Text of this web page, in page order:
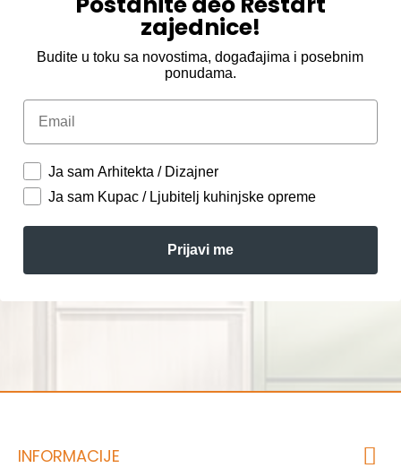
zajednice!
Budite u toku sa novostima, događajima i posebnim
ponudama.
Email
Ja sam Arhitekta / Dizajner
Ja sam Kupac / Ljubitelj kuhinjske opreme
Prijavi me
INFORMACIJE